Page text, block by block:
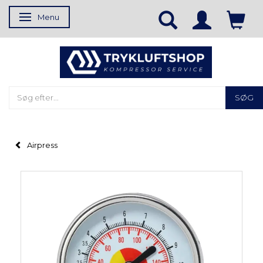
Skifte navigation
Menu
SØG
Airpress